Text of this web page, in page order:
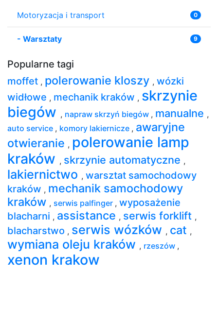
Motoryzacja i transport 0
- Warsztaty 9
Popularne tagi
moffet , polerowanie kloszy , wózki
widłowe , mechanik kraków , skrzynie
biegów , napraw skrzyń biegów , manualne ,
auto service , komory lakiernicze , awaryjne
otwieranie , polerowanie lamp
kraków , skrzynie automatyczne ,
lakiernictwo , warsztat samochodowy
kraków , mechanik samochodowy
kraków , serwis palfinger , wyposażenie
blacharni , assistance , serwis forklift ,
blacharstwo , serwis wózków , cat ,
wymiana oleju kraków , rzeszów ,
xenon krakow